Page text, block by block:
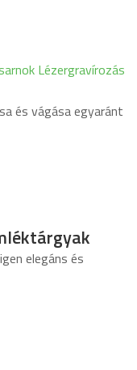
és vágása egyaránt
elegáns és